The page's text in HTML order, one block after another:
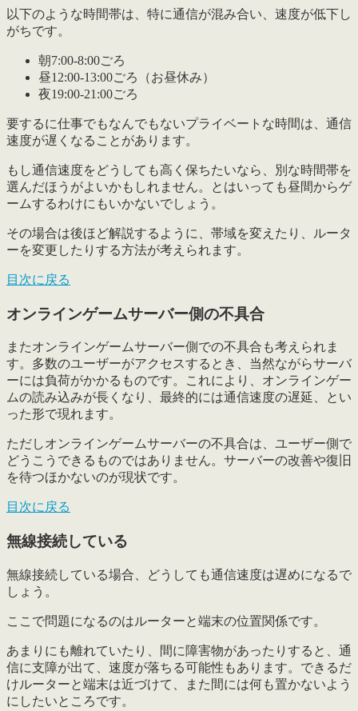
以下のような時間帯は、特に通信が混み合い、速度が低下し
がちです。
朝7:00-8:00ごろ
昼12:00-13:00ごろ（お昼休み）
夜19:00-21:00ごろ
要するに仕事でもなんでもないプライベートな時間は、通信
速度が遅くなることがあります。
もし通信速度をどうしても高く保ちたいなら、別な時間帯を
選んだほうがよいかもしれません。とはいっても昼間からゲ
ームするわけにもいかないでしょう。
その場合は後ほど解説するように、帯域を変えたり、ルータ
ーを変更したりする方法が考えられます。
目次に戻る
オンラインゲームサーバー側の不具合
またオンラインゲームサーバー側での不具合 も考えられま
す。多数のユーザーがアクセスするとき、当然ながらサーバ
ーには負荷がかかるものです。これにより、オンラインゲー
ムの読み込みが長くなり、最終的には通信速度の遅延、とい
った形で現れます。
ただしオンラインゲームサーバーの不具合は、ユーザー側で
どうこうできるものではありません。サーバーの改善や復旧
を待つほかないのが現状です。
目次に戻る
無線接続している
無線接続している場合、
どうしても通信速度は遅めになるで
しょう 。
ここで問題になるのはルーターと端末の位置関係です。
あまりにも離れていたり、間に障害物があったりすると、通
信に支障が出て、速度が落ちる可能性もあります。できるだ
けルーターと端末は近づけて、また間には何も置かないよう
にしたいところです。